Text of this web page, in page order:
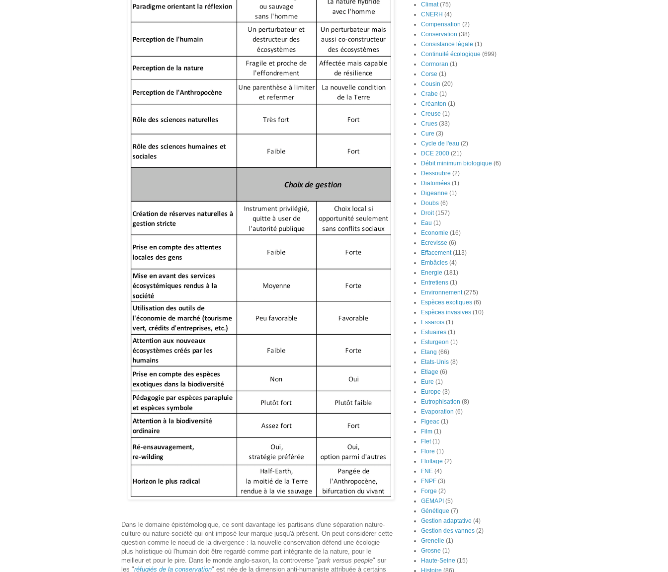
Dans le domaine épistémologique, ce sont davantage les partisans d'une séparation nature-
culture ou nature-société qui ont imposé leur marque jusqu'à présent. On peut considérer cette
question comme le noeud de la divergence : la nouvelle conservation défend une écologie
plus holistique où l'humain doit être regardé comme part intégrante de la nature, pour le
meilleur et pour le pire. Dans le monde anglo-saxon, la controverse "park versus people" sur
les "réfugiés de la conservation" est née de la dimension anti-humaniste attribuée à certains
Climat (75)
CNERH (4)
Compensation (2)
Conservation (38)
Consistance légale (1)
Continuité écologique (699)
Cormoran (1)
Corse (1)
Cousin (20)
Crabe (1)
Créanton (1)
Creuse (1)
Crues (33)
Cure (3)
Cycle de l'eau (2)
DCE 2000 (21)
Débit minimum biologique (6)
Dessoubre (2)
Diatomées (1)
Digeanne (1)
Doubs (6)
Droit (157)
Eau (1)
Economie (16)
Ecrevisse (6)
Effacement (113)
Embâcles (4)
Energie (181)
Entretiens (1)
Environnement (275)
Espèces exotiques (6)
Espèces invasives (10)
Essarois (1)
Estuaires (1)
Esturgeon (1)
Etang (66)
Etats-Unis (8)
Etiage (6)
Eure (1)
Europe (3)
Eutrophisation (8)
Evaporation (6)
Figeac (1)
Film (1)
Flet (1)
Flore (1)
Flottage (2)
FNE (4)
FNPF (3)
Forge (2)
GEMAPI (5)
Génétique (7)
Gestion adaptative (4)
Gestion des vannes (2)
Grenelle (1)
Grosne (1)
Haute-Seine (15)
Histoire (86)